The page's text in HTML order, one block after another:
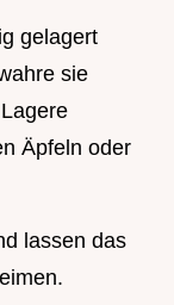
gelagert
sie
Lagere
Äpfeln oder
lassen das